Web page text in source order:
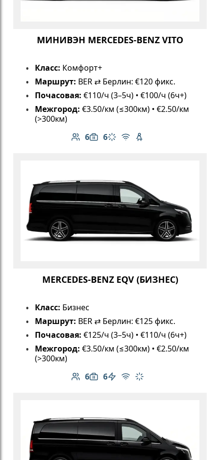
МИНИВЭН MERCEDES-BENZ VITO
Класс: Комфорт+
Маршрут: BER ⇄ Берлин: €120 фикс.
Почасовая: €110/ч (3–5ч) • €100/ч (6ч+)
Межгород: €3.50/км (≤300км) • €2.50/км
(>300км)
6
Количество пассажиров: 6
6
Вместимость багажа: 6
Климат-контроль
Бесплатный Wi-Fi
Детское кресло
MERCEDES-BENZ EQV (БИЗНЕС)
Класс: Бизнес
Маршрут: BER ⇄ Берлин: €125 фикс.
Почасовая: €125/ч (3–5ч) • €110/ч (6ч+)
Межгород: €3.50/км (≤300км) • €2.50/км
(>300км)
6
Количество пассажиров: 6
6
Вместимость багажа: 6
Электромобиль
Бесплатный Wi-Fi
Климат-контроль